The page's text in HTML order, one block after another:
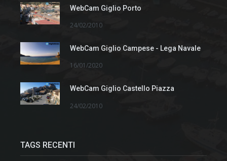
WebCam Giglio Porto
24/02/2010
WebCam Giglio Campese - Lega Navale
16/01/2020
WebCam Giglio Castello Piazza
24/02/2010
TAGS RECENTI